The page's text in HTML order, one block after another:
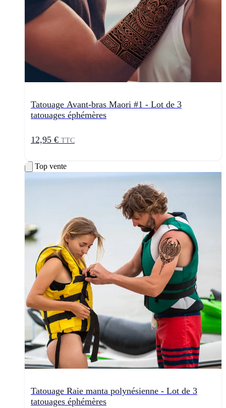
Tatouage Avant-bras Maori #1 - Lot de 3
tatouages éphémères
12,95 € TTC
Top vente
Tatouage Raie manta polynésienne - Lot de 3
tatouages éphémères